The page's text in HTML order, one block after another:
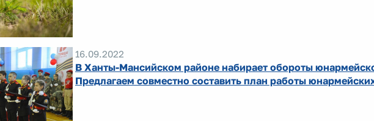
16.09.2022
В Ханты-Мансийском районе набирает обороты
Предлагаем совместно составить план работы